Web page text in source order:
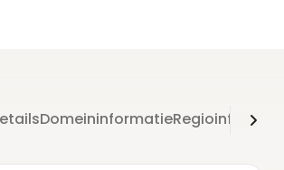
Domeininformatie